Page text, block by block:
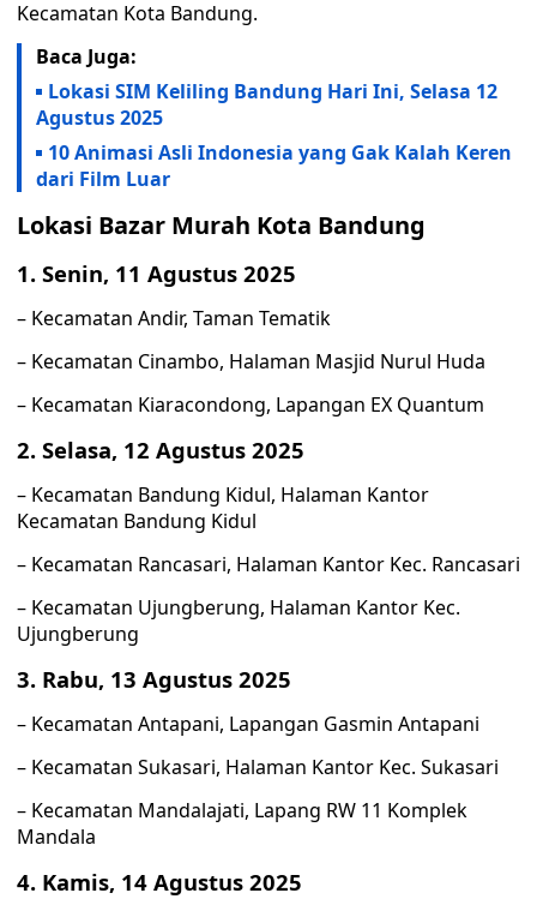
Kecamatan Kota Bandung.
Baca Juga:
Lokasi SIM Keliling Bandung Hari Ini, Selasa 12
Agustus 2025
10 Animasi Asli Indonesia yang Gak Kalah Keren
dari Film Luar
Lokasi Bazar Murah Kota Bandung
1. Senin, 11 Agustus 2025
– Kecamatan Andir, Taman Tematik
– Kecamatan Cinambo, Halaman Masjid Nurul Huda
– Kecamatan Kiaracondong, Lapangan EX Quantum
2. Selasa, 12 Agustus 2025
– Kecamatan Bandung Kidul, Halaman Kantor
Kecamatan Bandung Kidul
– Kecamatan Rancasari, Halaman Kantor Kec. Rancasari
– Kecamatan Ujungberung, Halaman Kantor Kec.
Ujungberung
3. Rabu, 13 Agustus 2025
– Kecamatan Antapani, Lapangan Gasmin Antapani
– Kecamatan Sukasari, Halaman Kantor Kec. Sukasari
– Kecamatan Mandalajati, Lapang RW 11 Komplek
Mandala
4. Kamis, 14 Agustus 2025